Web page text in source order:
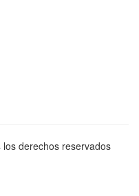
derechos reservados